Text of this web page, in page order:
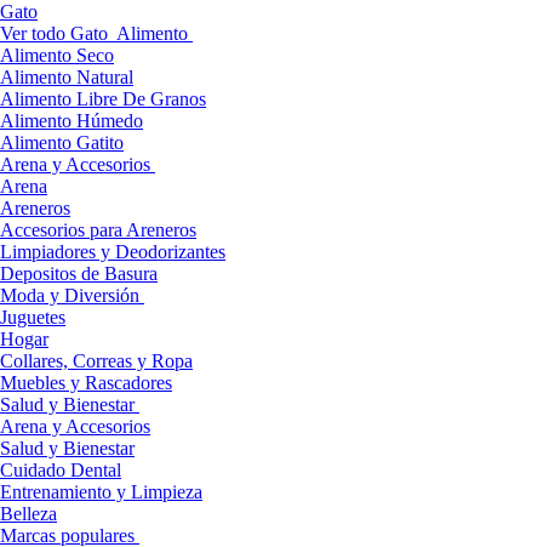
Gato
Ver todo Gato Alimento
Alimento Seco
Alimento Natural
Alimento Libre De Granos
Alimento Húmedo
Alimento Gatito
Arena y Accesorios
Arena
Areneros
Accesorios para Areneros
Limpiadores y Deodorizantes
Depositos de Basura
Moda y Diversión
Juguetes
Hogar
Collares, Correas y Ropa
Muebles y Rascadores
Salud y Bienestar
Arena y Accesorios
Salud y Bienestar
Cuidado Dental
Entrenamiento y Limpieza
Belleza
Marcas populares